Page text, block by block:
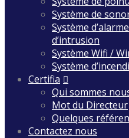
Système de
Système
d’intrusion
Système Wifi /
Système
Certifia
Qui sommes
Mot du Directeur
Quelques
Contactez nous